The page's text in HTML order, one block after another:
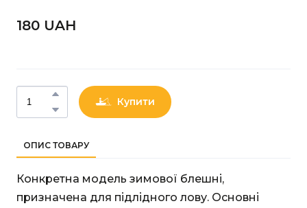
180 UAН
Купити
ОПИС ТОВАРУ
Конкретна модель зимової блешні,
призначена для підлідного лову. Основні